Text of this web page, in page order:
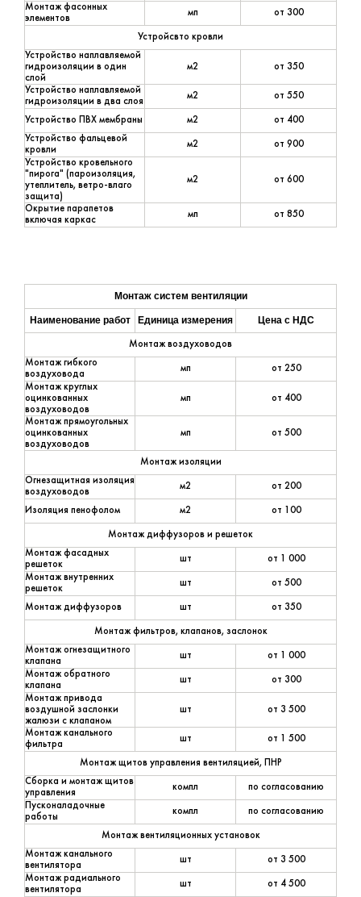
Монтаж фасонных
элементов
мп от 300
Устройсвто кровли
Устройство наплавляемой
гидроизоляции в один
слой
м2 от 350
Устройство наплавляемой
гидроизоляции в два слоя
м2 от 550
Устройство ПВХ мембраны м2
от 400
Устройство фальцевой
кровли
м2
от 900
Устройство кровельного
"пирога" (пароизоляция,
утеплитель, ветро-влаго
защита)
м2 от 600
Окрытие парапетов
включая каркас
мп от 850
Монтаж систем вентиляции
Наименование работ Единица измерения Цена с НДС
Монтаж воздуховодов
Монтаж гибкого
воздуховода
мп
от 250
Монтаж круглых
оцинкованных
воздуховодов
мп от 400
Монтаж прямоугольных
оцинкованных
воздуховодов
мп от 500
Монтаж изоляции
Огнезащитная изоляция
воздуховодов
м2 от 200
Изоляция пенофолом м2 от 100
Монтаж диффузоров и решеток
Монтаж фасадных
решеток
шт
от 1 000
Монтаж внутренних
решеток
шт от 500
Монтаж диффузоров шт от 350
Монтаж фильтров, клапанов, заслонок
Монтаж огнезащитного
клапана
шт
от 1 000
Монтаж обратного
клапана
шт
от 300
Монтаж привода
воздушной заслонки
жалюзи с клапаном
шт от 3 500
Монтаж канального
фильтра
шт от 1 500
Монтаж щитов управления вентиляцией, ПНР
Сборка и монтаж щитов
управления
компл
по согласованию
Пусконаладочные
работы
компл по согласованию
Монтаж вентиляционных установок
Монтаж канального
вентилятора
шт
от 3 500
Монтаж радиального
вентилятора
шт
от 4 500